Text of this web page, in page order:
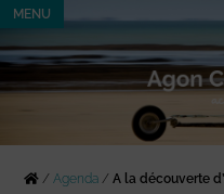
MENU
/Agenda /A la découverte